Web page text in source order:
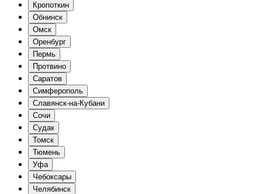
Кропоткин
Обнинск
Омск
Оренбург
Пермь
Протвино
Саратов
Симферополь
Славянск-на-Кубани
Сочи
Судак
Томск
Тюмень
Уфа
Чебоксары
Челябинск